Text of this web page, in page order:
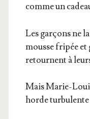
comme un
Les gar­çons ne
mousse fri­pée et
retournent à
Mais Marie-
horde